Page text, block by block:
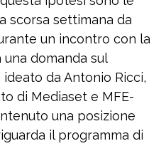
scorsa settimana da
un incontro con la
domanda sul
da Antonio Ricci,
di Mediaset e MFE-
una posizione
il programma di